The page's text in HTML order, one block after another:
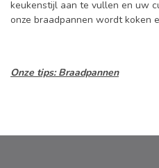
keukenstijl aan te vullen en uw
onze braadpannen wordt koken
Onze tips: Braadpannen